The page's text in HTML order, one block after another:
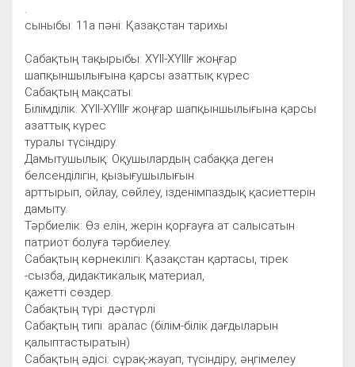
сыныбы: 11а пәні: Қазақстан тарихы
Сабақтың тақырыбы: ХҮІІ-ХҮІІІғ жоңғар
шапқыншылығына қарсы азаттық күрес
Сабақтың мақсаты:
Білімділік: ХҮІІ-ХҮІІІғ жоңғар шапқыншылығына қарсы
азаттық күрес
туралы түсіндіру.
Дамытушылық: Оқушылардың сабаққа деген
белсенділігін, қызығушылығын
арттырып, ойлау, сөйлеу, ізденімпаздық қасиеттерін
дамыту.
Тәрбиелік: Өз елін, жерін қорғауға ат салысатын
патриот болуға тәрбиелеу.
Сабақтың көрнекілігі: Қазақстан қартасы, тірек
-сызба, дидактикалық материал,
қажетті сөздер.
Сабақтың түрі: дәстүрлі
Сабақтың типі: аралас (білім-білік дағдыларын
қалыптастыратын)
Сабақтың әдісі: сұрақ-жауап, түсіндіру, әңгімелеу